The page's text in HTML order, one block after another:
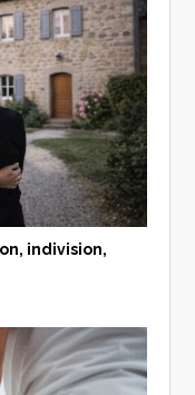
indivision,